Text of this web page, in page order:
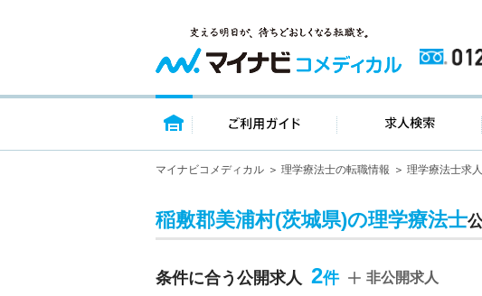
トップページ ご利用ガイド
マイナビコメディカル 理学療法士の転職情報 理学療法士求
稲敷郡美浦村(茨城県)の理学療法士
条件に合う公開求人 2 非公開求人